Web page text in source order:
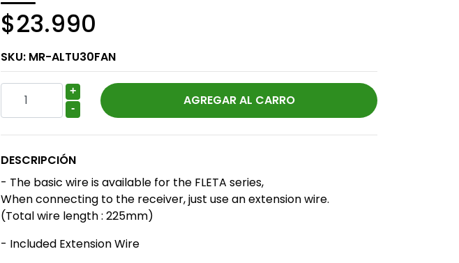
$23.990
SKU: MR-ALTU30FAN
+
-
DESCRIPCIÓN
- The basic wire is available for the FLETA series,
When connecting to the receiver, just use an extension wire.
(Total wire length : 225mm)
- Included Extension Wire